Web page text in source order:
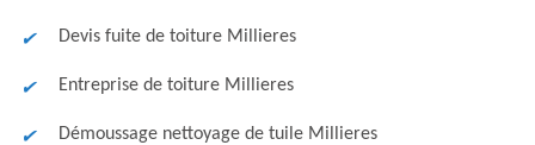
Devis fuite de toiture Millieres
Entreprise de toiture Millieres
Démoussage nettoyage de tuile Millieres